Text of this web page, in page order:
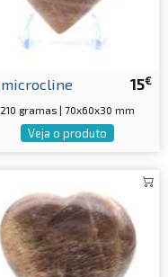
15€
microcline
210 gramas | 70x60x30 mm
Veja o produto